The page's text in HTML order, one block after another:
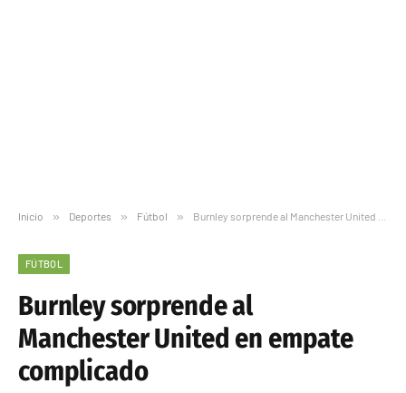
Inicio » Deportes » Fútbol » Burnley sorprende al Manchester United en empate complicado
FÚTBOL
Burnley sorprende al
Manchester United en empate
complicado